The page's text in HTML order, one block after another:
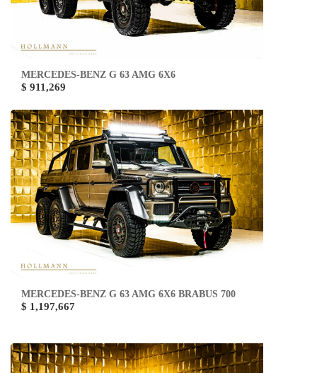
MERCEDES-BENZ G 63 AMG 6X6
$ 911,269
MERCEDES-BENZ G 63 AMG 6X6 BRABUS 700
$ 1,197,667